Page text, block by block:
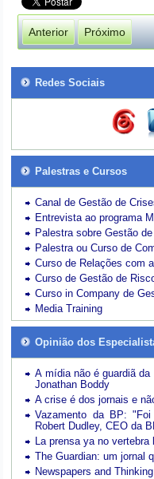
Anterior Próximo
Redes Sociais
Palestras e Cursos
Canal de Gestão de
Entrevista ao programa
Palestra sobre Gestão
Palestra ou Curso de
Curso de Relações com
Curso de Gestão de
Curso in Company de
Media Training
Opinião dos
A mídia não é guardiã
Jonathan Boddy
A crise é dos jornais e
Vazamento da BP:
Robert Dudley, CEO da
La prensa ya no vertebra
The Guardian: um jornal
Newspapers and